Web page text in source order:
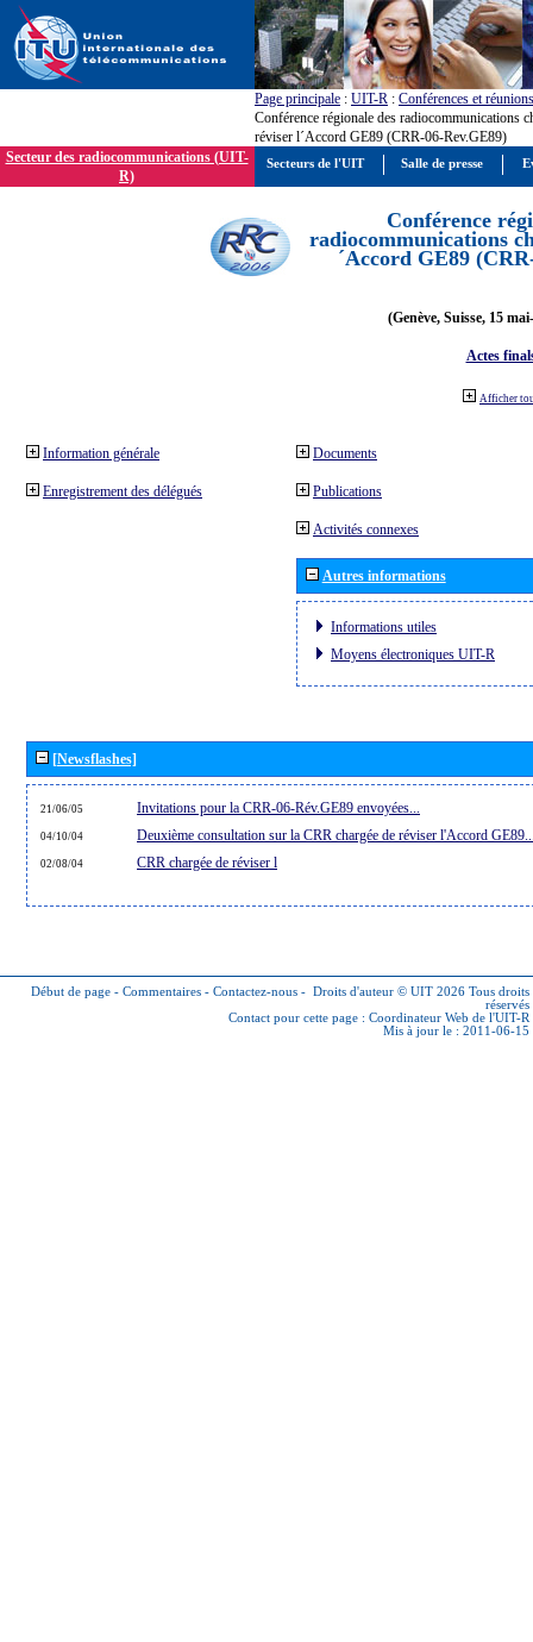
Page principale : UIT-R : Conférences et réunions
Conférence régionale des radiocommunications
réviser l´Accord GE89 (CRR-06-Rev.GE89)
Secteur des radiocommunications (UIT-
R)
Conférence
radiocommunications
´Accord GE89
(Genève, Suisse, 15
Actes
Afficher
Information générale
Enregistrement des délégués
Documents
Publications
Activités connexes
Autres informations
Informations utiles
Moyens électroniques UIT-R
[Newsflashes]
21/06/05 Invitations pour la CRR-06-Rév.GE89 envoyées...
04/10/04 Deuxième consultation sur la CRR chargée de réviser l'Accord
02/08/04 CRR chargée de réviser l
Début de page - Commentaires - Contactez-nous - Droits d'auteur © UIT 2026 Tous droits
réservés
Contact pour cette page : Coordinateur Web de l'UIT-R
Mis à jour le : 2011-06-15
Secteurs de l'UIT Salle de presse